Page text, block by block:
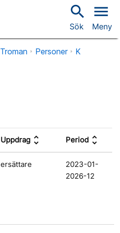
search
Sök
menu
Meny
Troman Personer K
Uppdrag unfold_more Period unfold_more
ersättare
2023-01-
2026-12